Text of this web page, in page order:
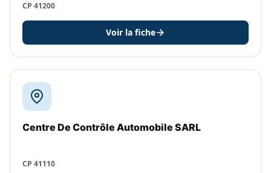
CP 41200
Voir la fiche
Centre De Contrôle Automobile SARL
CP 41110